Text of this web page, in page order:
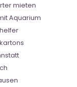
mieten
Aquarium